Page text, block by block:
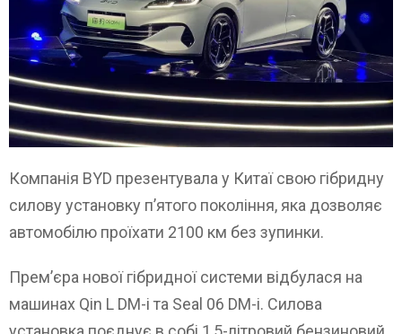
Компанія BYD презентувала у Китаї свою гібридну
силову установку п’ятого покоління, яка дозволяє
автомобілю проїхати 2100 км без зупинки.
Прем’єра нової гібридної системи відбулася на
машинах Qin L DM-i та Seal 06 DM-i. Силова